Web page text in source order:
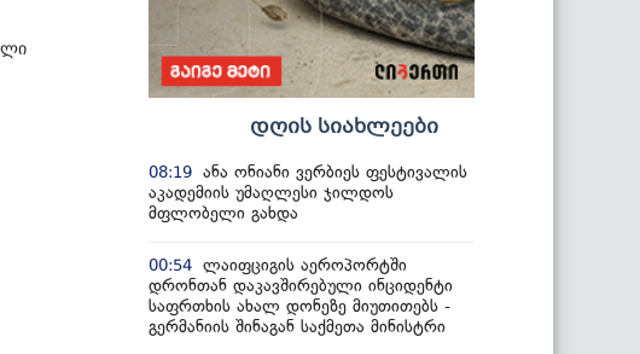
დღის სიახლეები
08:19 ანა ონიანი ვერბიეს ფესტივალის
აკადემიის უმაღლესი ჯილდოს
მფლობელი გახდა
00:54 ლაიფციგის აეროპორტში
დრონთან დაკავშირებული ინციდენტი
საფრთხის ახალ დონეზე მიუთითებს -
გერმანიის შინაგან საქმეთა მინისტრი